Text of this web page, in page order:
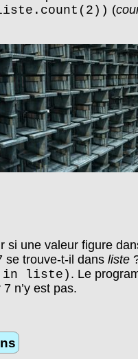
(
si une valeur figure
se trouve-t-il dansliste
in liste) . Le
7 n’y est pas.